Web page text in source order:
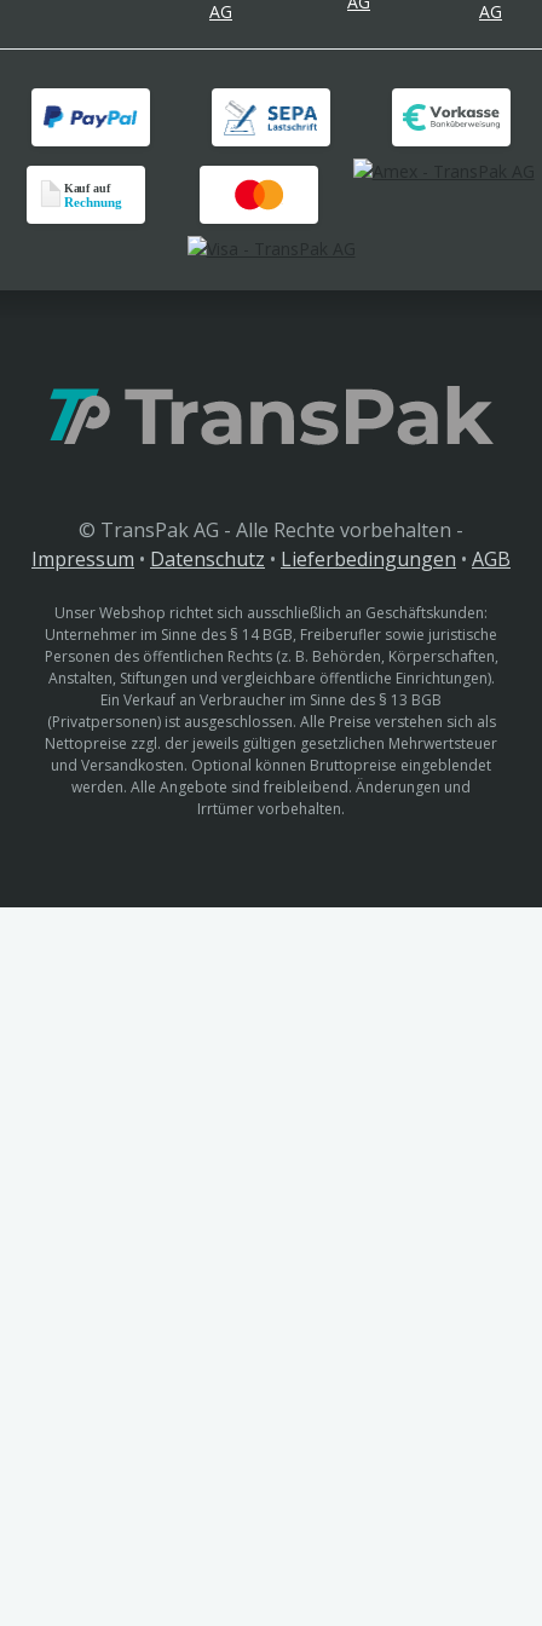
© TransPak AG - Alle Rechte vorbehalten -
Impressum • Datenschutz • Lieferbedingungen • AGB
Unser Webshop richtet sich ausschließlich an Geschäftskunden:
Unternehmer im Sinne des § 14 BGB, Freiberufler sowie juristische
Personen des öffentlichen Rechts (z. B. Behörden, Körperschaften,
Anstalten, Stiftungen und vergleichbare öffentliche Einrichtungen).
Ein Verkauf an Verbraucher im Sinne des § 13 BGB
(Privatpersonen) ist ausgeschlossen. Alle Preise verstehen sich als
Nettopreise zzgl. der jeweils gültigen gesetzlichen Mehrwertsteuer
und Versandkosten. Optional können Bruttopreise eingeblendet
werden. Alle Angebote sind freibleibend. Änderungen und
Irrtümer vorbehalten.